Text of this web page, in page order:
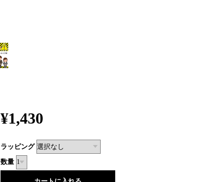
¥1,430
ラッピング
数量